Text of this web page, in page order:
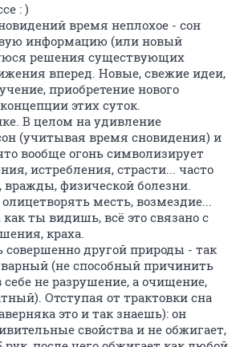
: )
время неплохое - сон
информацию (или новый
решения существующих
вперед. Новые, свежие идеи,
приобретение нового
этих суток.
В целом на удивление
(учитывая время сновидения) и
вообще огонь символизирует
истребления, страсти... часто
вражды, физической болезни.
месть, возмездие...
ты видишь, всё это связано с
краха.
совершенно другой природы - так
(не способный причинить
не разрушение, а очищение,
Отступая от трактовки сна
это и так знаешь): он
свойства и не обжигает,